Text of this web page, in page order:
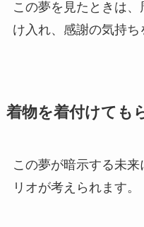
この夢を見たときは
け入れ、感謝の気持ち
着物を着付けても
この夢が暗示する未
リオが考えられます。